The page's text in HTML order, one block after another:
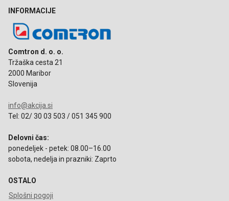
INFORMACIJE
Comtron d. o. o.
Tržaška cesta 21
2000 Maribor
Slovenija
info@akcija.si
Tel: 02/ 30 03 503 / 051 345 900
Delovni čas:
ponedeljek - petek: 08.00–16.00
sobota, nedelja in prazniki: Zaprto
OSTALO
Splošni pogoji